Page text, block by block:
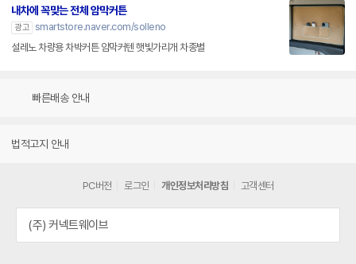
내차에 꼭맞는 전체 암막커튼
광고 smartstore.naver.com/solleno
설레노 차량용 차박커튼 암막커텐 햇빛가리개 차종별
빠른배송 안내
법적고지 안내
PC버전 로그인 개인정보처리방침 고객센터
(주) 커넥트웨이브